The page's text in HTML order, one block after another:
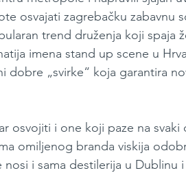
osvajati zagrebačku zabavnu
trend druženja koji spaja
imena stand up scene u
dobre „svirke“ koja garantira
osvojiti i one koji paze na
omiljenog branda viskija
i sama destilerija u Dublinu